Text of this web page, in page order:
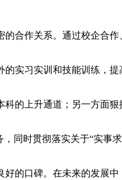
合作关系。通过校企合
实习实训和技能训练，
的上升通道；另一方面
同时贯彻落实关于“实事
的口碑。在未来的发展